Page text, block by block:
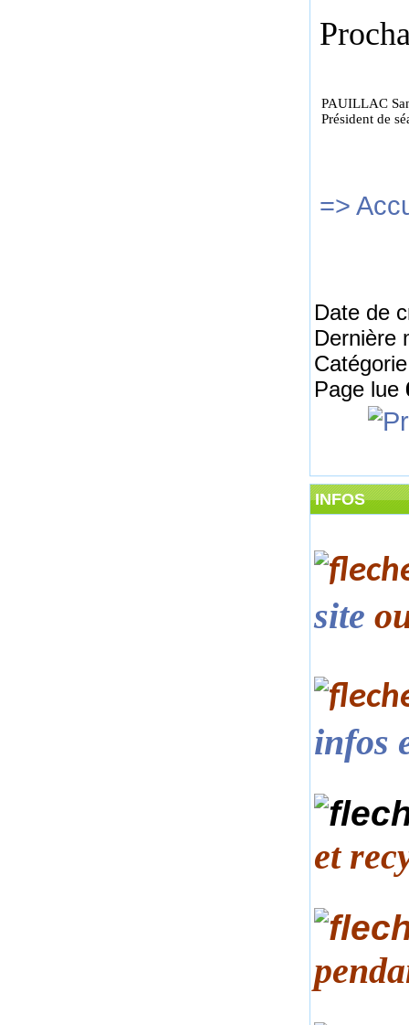
PAUILLAC
Président de
=>
Date de
Dernière
Page lue
INFOS
site
infos
et